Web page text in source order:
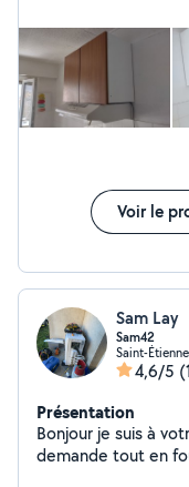
Voir le
Sam Lay
Sam42
Saint-
4,6/5
Présentation
Bonjour je suis à
demande tout en